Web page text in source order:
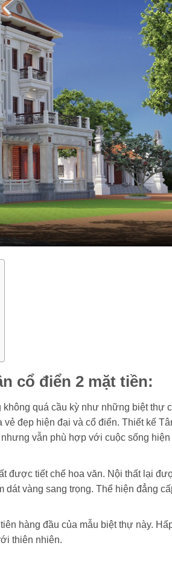
cổ điển 2 mặt tiền:
quá cầu kỳ như những biệt thự
đẹp hiện đại và cổ điển. Thiết kế
vẫn phù hợp với cuộc sống
được tiết chế hoa văn. Nội thất lại
dát vàng sang trọng. Thể hiện đẳng
hàng đầu của mẫu biệt thự này.
thiên nhiên.